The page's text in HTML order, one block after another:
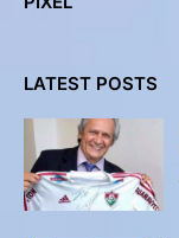
LATEST POSTS